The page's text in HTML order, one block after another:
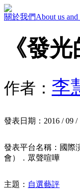
關於我們About us and
《發
作者： 李
發表日期： 2016 / 09 /
發表平台名稱： 國際
會）．眾聲喧嘩
主題： 自選藝評